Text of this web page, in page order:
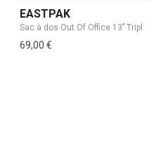
EASTPAK
69,00 €